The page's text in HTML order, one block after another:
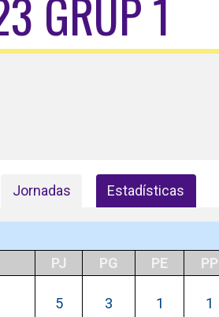
GRUP 1
Jornadas Estadísticas
PJ PG PE PP
5 3 1 1